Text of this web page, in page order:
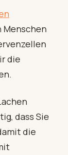
Menschen
die
dass Sie
die